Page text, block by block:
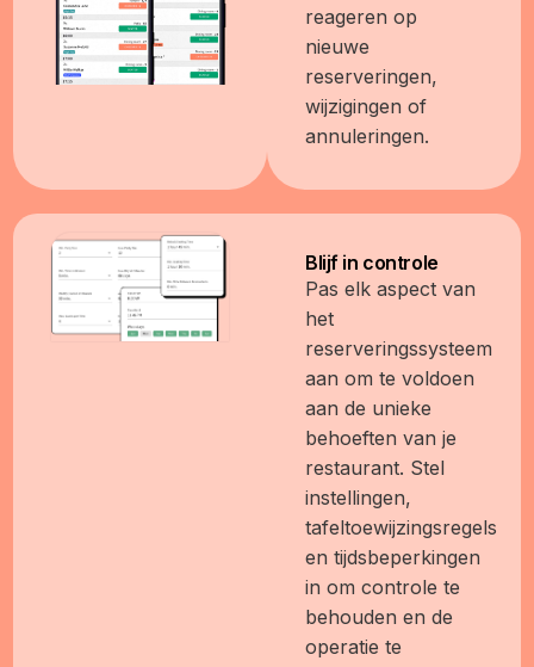
reageren op
nieuwe
reserveringen,
wijzigingen of
annuleringen.
Blijf in controle
Pas elk aspect van
het
reserveringssysteem
aan om te voldoen
aan de unieke
behoeften van je
restaurant. Stel
instellingen,
tafeltoewijzingsregels
en tijdsbeperkingen
in om controle te
behouden en de
operatie te